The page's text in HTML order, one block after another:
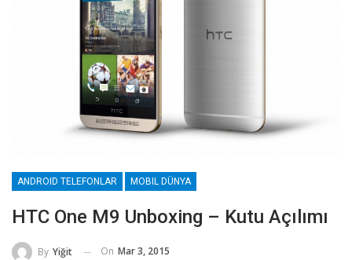
ANDROID TELEFONLAR MOBIL DÜNYA
HTC One M9 Unboxing – Kutu Açılımı
By Yiğit On Mar 3, 2015